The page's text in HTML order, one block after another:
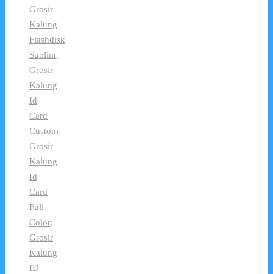
Grosir
Kalung
Flashdisk
Sublim,
Grosir
Kalung
Id
Card
Custom,
Grosir
Kalung
Id
Card
Full
Color,
Grosir
Kalung
ID